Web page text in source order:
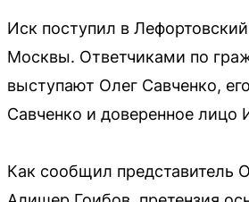
Иск поступил в
Москвы. Ответчиками по
выступают Олег Савченко,
Савченко и доверенное лицо
Как сообщил представитель